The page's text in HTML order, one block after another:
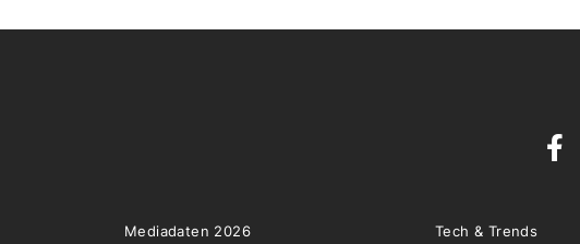
Mediadaten 2026 Tech & Trends